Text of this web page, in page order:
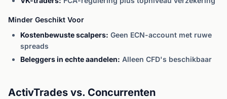
Minder Geschikt Voor
Kostenbewuste scalpers: Geen ECN-account met ruwe
spreads
Beleggers in echte aandelen: Alleen CFD's beschikbaar
ActivTrades vs. Concurrenten